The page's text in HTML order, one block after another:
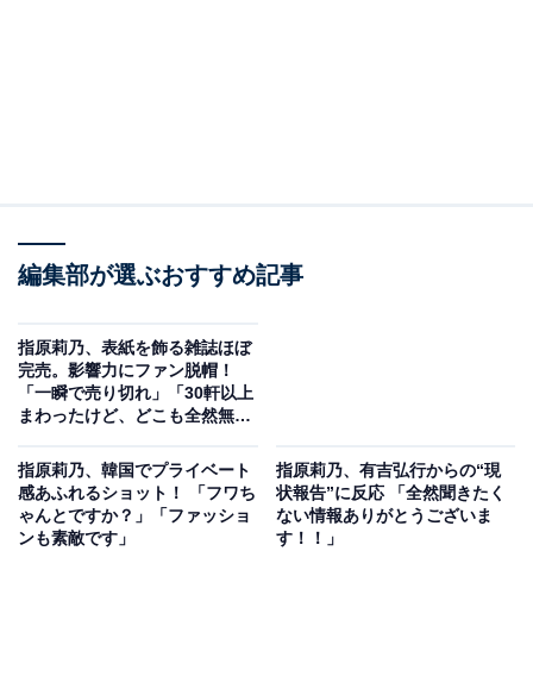
編集部が選ぶおすすめ記事
指原莉乃、表紙を飾る雑誌ほぼ
完売。影響力にファン脱帽！
「一瞬で売り切れ」「30軒以上
まわったけど、どこも全然無く
指原莉乃、韓国でプライベート
感あふれるショット！ 「フワち
ゃんとですか？」「ファッショ
ンも素敵です」
指原莉乃、有吉弘行からの“現
状報告”に反応 「全然聞きたく
ない情報ありがとうございま
す！！」